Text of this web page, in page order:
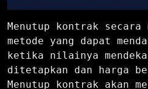
Menutup kontrak secara
metode yang dapat
ketika nilainya
ditetapkan dan harga
Menutup kontrak akan